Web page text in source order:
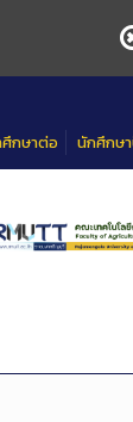
ศึกษาต่อ นักศึกษ